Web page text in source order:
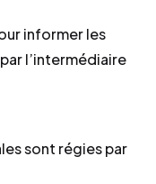
informer les
l’intermédiaire
sont régies par